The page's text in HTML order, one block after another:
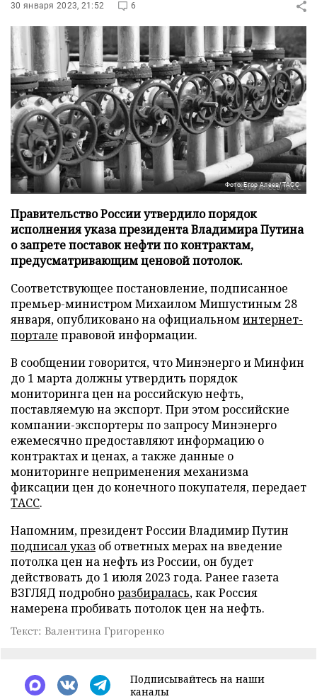
30 января 2023, 21:52 6
Фото: Егор Алеев/ТАСС
Правительство России утвердило порядок
исполнения указа президента Владимира Путина
о запрете поставок нефти по контрактам,
предусматривающим ценовой потолок.
Соответствующее постановление, подписанное
премьер-министром Михаилом Мишустиным 28
января, опубликовано на официальноминтернет-
портале правовой информации.
В сообщении говорится, что Минэнерго и Минфин
до 1 марта должны утвердить порядок
мониторинга цен на российскую нефть,
поставляемую на экспорт. При этом российские
компании-экспортеры по запросу Минэнерго
ежемесячно предоставляют информацию о
контрактах и ценах, а также данные о
мониторинге неприменения механизма
фиксации цен до конечного покупателя, передает
ТАСС.
Напомним, президент России Владимир Путин
подписал указ об ответных мерах на введение
потолка цен на нефть из России, он будет
действовать до 1 июля 2023 года. Ранее газета
ВЗГЛЯД подробноразбиралась, как Россия
намерена пробивать потолок цен на нефть.
Текст: Валентина Григоренко
Подписывайтесь на наши
каналы